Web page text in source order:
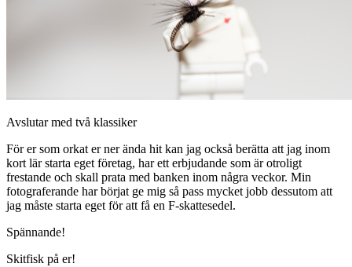
Avslutar med två klassiker
För er som orkat er ner ända hit kan jag också berätta att jag inom
kort lär starta eget företag, har ett erbjudande som är otroligt
frestande och skall prata med banken inom några veckor. Min
fotograferande har börjat ge mig så pass mycket jobb dessutom att
jag måste starta eget för att få en F-skattesedel.
Spännande!
Skitfisk på er!